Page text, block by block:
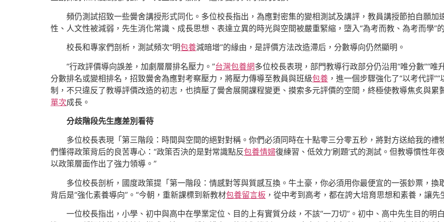
頻仍測試招致一些黌舍講授形式同化。多位校長指出，為應對密集的變相測試及講評，教員講授節拍自願加
性、人文性被減弱，先生消化常識、成長思想、表達立異的時光與空間被嚴重緊縮，墮入“為考而教、為考而學”
校長和專家們剖析，測試頻次“明包養減暗增”的緣由，是評價方法改造滯后，分數導向仍然顯明。
“行政評價導向誤差，加劇層層排名壓力。”台灣包養網多位校長表現，部門教導行政部分仍沿用“唯分數”“
分數排名或變相排名，招致黌舍為應對考察壓力，將壓力傳導至教員與班級包養 ，進一個步驟強化了“以考代評
制，不只違反了教導評價改造的初志，也擠壓了黌舍展開課程變更、摸索多元評價的空間，終極使教導焦炙與
單次成長。
分歧階段先生應差別看待
多位校長表現「第三階段：時間與空間的絕對對稱。你們必須同時在十點零三分零五秒，將對方送給我的禮
們懂得政策背后的良苦專心：“政策否決的是對常識點反包養情婦復練習、低效力‘刷題’式的測試。但教導慣性年
以政策層面作出了強力領導。”
多位校長剖析，國度政策提「第一階段：情感對等與質感互換。牛土豪，你必須用你最便宜的一張鈔票，換
背后是“強化素養導向”。“今朝，重新課標到新教材包養留言板 ，從中考到高考，都在誇大培育思想和素養，讓
一位校長指出，小學、初中與高中在學業定位、目的上有實質分歧，不該“一刀切”。初中、高中先生目的明